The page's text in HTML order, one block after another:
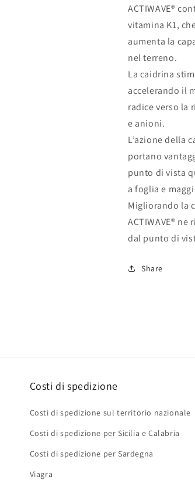
ACTIWAVE®
vitamina K1,
aumenta la
nel terreno.
La caidrina
accelerando il
radice verso la
e anioni.
L’azione della
portano
punto di vista
a foglia e
Migliorando la
ACTIWAVE®
dal punto di
Share
Costi di spedizione
Costi di spedizione sul territorio nazionale
Costi di spedizione per Sicilia e Calabria
Costi di spedizione per Sardegna
Viagra